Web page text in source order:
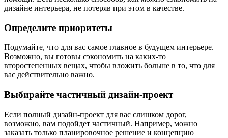
дизайне интерьера, не потеряв при этом в качестве.
Определите приоритеты
Подумайте, что для вас самое главное в будущем интерьере.
Возможно, вы готовы сэкономить на каких-то
второстепенных вещах, чтобы вложить больше в то, что для
вас действительно важно.
Выбирайте частичный дизайн-проект
Если полный дизайн-проект для вас слишком дорог,
возможно, вам подойдет частичный. Например, можно
заказать только планировочное решение и концепцию